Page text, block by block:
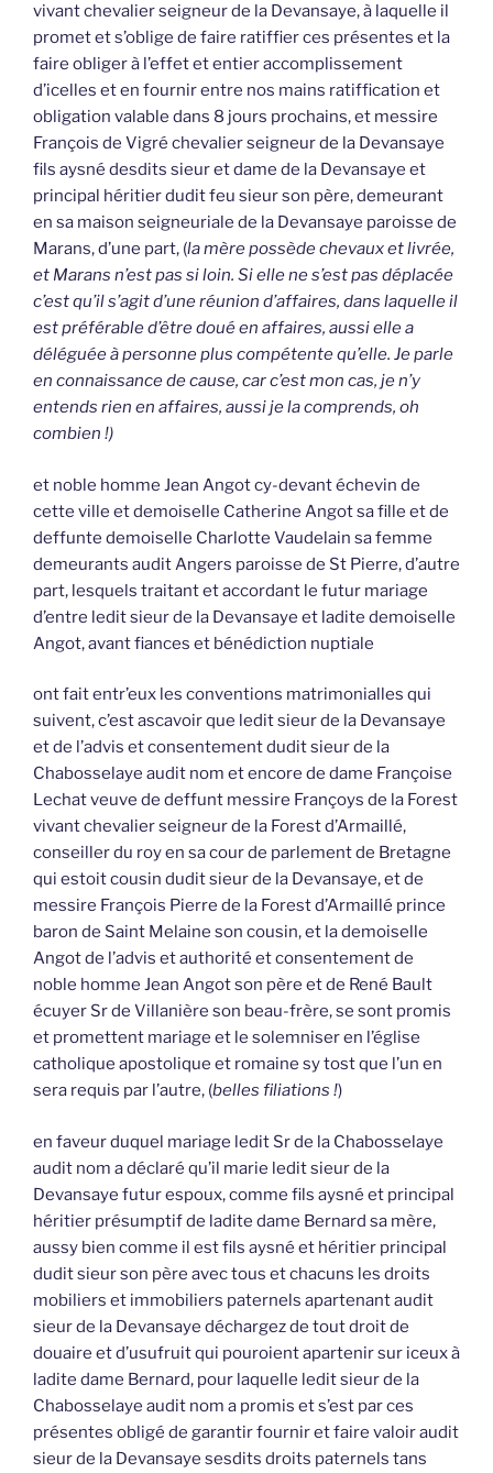
vivant chevalier seigneur de la Devansaye, à laquelle il
promet et s’oblige de faire ratiffier ces présentes et la
faire obliger à l’effet et entier accomplissement
d’icelles et en fournir entre nos mains ratiffication et
obligation valable dans 8 jours prochains, et messire
François de Vigré chevalier seigneur de la Devansaye
fils aysné desdits sieur et dame de la Devansaye et
principal héritier dudit feu sieur son père, demeurant
en sa maison seigneuriale de la Devansaye paroisse de
Marans, d’une part, (la mère possède chevaux et livrée,
et Marans n’est pas si loin. Si elle ne s’est pas déplacée
c’est qu’il s’agit d’une réunion d’affaires, dans laquelle il
est préférable d’être doué en affaires, aussi elle a
déléguée à personne plus compétente qu’elle. Je parle
en connaissance de cause, car c’est mon cas, je n’y
entends rien en affaires, aussi je la comprends, oh
combien !)
et noble homme Jean Angot cy-devant échevin de
cette ville et demoiselle Catherine Angot sa fille et de
deffunte demoiselle Charlotte Vaudelain sa femme
demeurants audit Angers paroisse de St Pierre, d’autre
part, lesquels traitant et accordant le futur mariage
d’entre ledit sieur de la Devansaye et ladite demoiselle
Angot, avant fiances et bénédiction nuptiale
ont fait entr’eux les conventions matrimonialles qui
suivent, c’est ascavoir que ledit sieur de la Devansaye
et de l’advis et consentement dudit sieur de la
Chabosselaye audit nom et encore de dame Françoise
Lechat veuve de deffunt messire Françoys de la Forest
vivant chevalier seigneur de la Forest d’Armaillé,
conseiller du roy en sa cour de parlement de Bretagne
qui estoit cousin dudit sieur de la Devansaye, et de
messire François Pierre de la Forest d’Armaillé prince
baron de Saint Melaine son cousin, et la demoiselle
Angot de l’advis et authorité et consentement de
noble homme Jean Angot son père et de René Bault
écuyer Sr de Villanière son beau-frère, se sont promis
et promettent mariage et le solemniser en l’église
catholique apostolique et romaine sy tost que l’un en
sera requis par l’autre, (belles filiations !)
en faveur duquel mariage ledit Sr de la Chabosselaye
audit nom a déclaré qu’il marie ledit sieur de la
Devansaye futur espoux, comme fils aysné et principal
héritier présumptif de ladite dame Bernard sa mère,
aussy bien comme il est fils aysné et héritier principal
dudit sieur son père avec tous et chacuns les droits
mobiliers et immobiliers paternels apartenant audit
sieur de la Devansaye déchargez de tout droit de
douaire et d’usufruit qui pouroient apartenir sur iceux à
ladite dame Bernard, pour laquelle ledit sieur de la
Chabosselaye audit nom a promis et s’est par ces
présentes obligé de garantir fournir et faire valoir audit
sieur de la Devansaye sesdits droits paternels tans